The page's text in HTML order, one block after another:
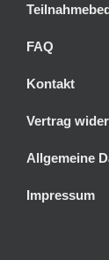
FAQ
Kontakt
Vertrag
Allgemeine
Impressum